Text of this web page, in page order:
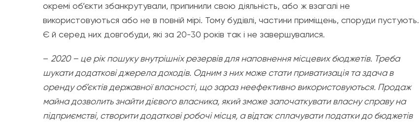
окремі об’єкти збанкрутували, припинили свою діяльність, або ж взагалі не
використовуються або не в повній мірі. Тому будівлі, частини приміщень, споруди пустують.
Є й серед них довгобуди, які за 20-30 років так і не завершувалися.
– 2020 – це рік пошуку внутрішніх резервів для наповнення місцевих бюджетів. Треба
шукати додаткові джерела доходів. Одним з них може стати приватизація та здача в
оренду об’єктів державної власності, що зараз неефективно використовуються. Продаж
майна дозволить знайти дієвого власника, який зможе започаткувати власну справу на
підприємстві, створити додаткові робочі місця, а відтак сплачувати податки до бюджетів